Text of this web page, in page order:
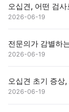
오십견, 어떤 검
2026-06-19
전문의가 감별하
2026-06-19
오십견 초기 증상
2026-06-19